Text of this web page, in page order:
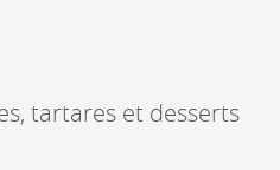
tartares et desserts